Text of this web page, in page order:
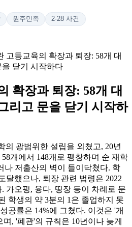
원주민족
2·28 사건
고등교육의 확장과 퇴장: 58개 대
을 닫기 시작하다
확장과 퇴장: 58개 대
리고 문을 닫기 시작하
의 광범위한 설립을 외쳤고, 20년
개에서 148개로 팽창하며 순 재학
나 저출산의 벽이 들이닥쳤다. 학
달했으나, 퇴장 관련 법령은 2022
가오펑, 융다, 띵장 등이 차례로 문
학생의 약 3분의 1은 졸업하지 못
공률은 14%에 그쳤다. 이것은 '개
, '폐관'의 규칙은 10년이나 늦게